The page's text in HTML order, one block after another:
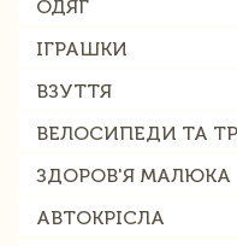
ОДЯГ
ІГРАШКИ
ВЗУТТЯ
ВЕЛОСИПЕДИ ТА
ЗДОРОВ'Я МАЛЮКА
АВТОКРІСЛА